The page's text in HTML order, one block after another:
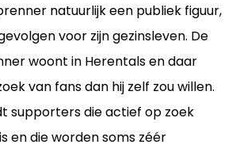
natuurlijk een publiek figuur,
voor zijn gezinsleven. De
woont in Herentals en daar
van fans dan hij zelf zou willen.
supporters die actief op zoek
en die worden soms zéér